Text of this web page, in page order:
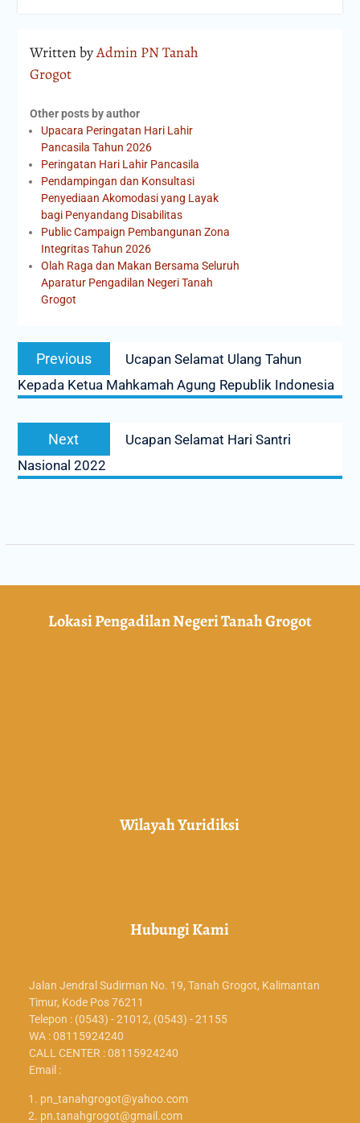
Written byAdmin PN Tanah
Grogot
Other posts by author
Upacara Peringatan Hari Lahir
Pancasila Tahun 2026
Peringatan Hari Lahir Pancasila
Pendampingan dan Konsultasi
Penyediaan Akomodasi yang Layak
bagi Penyandang Disabilitas
Public Campaign Pembangunan Zona
Integritas Tahun 2026
Olah Raga dan Makan Bersama Seluruh
Aparatur Pengadilan Negeri Tanah
Grogot
Previous
Ucapan Selamat Ulang Tahun
Kepada Ketua Mahkamah Agung Republik Indonesia
Next
Ucapan Selamat Hari Santri
Nasional 2022
Lokasi Pengadilan Negeri Tanah Grogot
Wilayah Yuridiksi
Hubungi Kami
Jalan Jendral Sudirman No. 19, Tanah Grogot, Kalimantan
Timur, Kode Pos 76211
Telepon : (0543) - 21012, (0543) - 21155
WA : 08115924240
CALL CENTER : 08115924240
Email :
pn_tanahgrogot@yahoo.com
pn.tanahgrogot@gmail.com